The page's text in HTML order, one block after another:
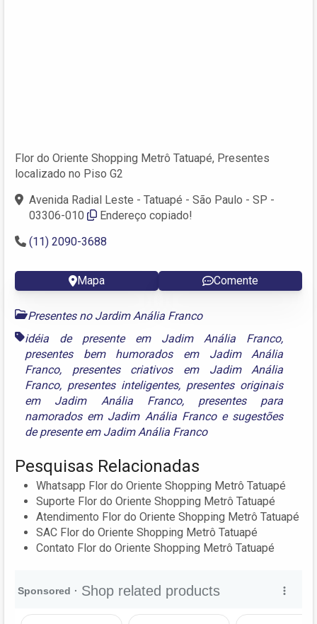
Flor do Oriente Shopping Metrô Tatuapé, Presentes
localizado no Piso G2
Avenida Radial Leste - Tatuapé - São Paulo - SP -
03306-010
Endereço copiado!
(11) 2090-3688
Mapa Comente
Presentes no Jardim Anália Franco
idéia de presente em Jadim Anália Franco,
presentes bem humorados em Jadim Anália
Franco, presentes criativos em Jadim Anália
Franco, presentes inteligentes, presentes originais
em Jadim Anália Franco, presentes para
namorados em Jadim Anália Francoe sugestões
de presente em Jadim Anália Franco
Pesquisas Relacionadas
Whatsapp Flor do Oriente Shopping Metrô Tatuapé
Suporte Flor do Oriente Shopping Metrô Tatuapé
Atendimento Flor do Oriente Shopping Metrô Tatuapé
SAC Flor do Oriente Shopping Metrô Tatuapé
Contato Flor do Oriente Shopping Metrô Tatuapé